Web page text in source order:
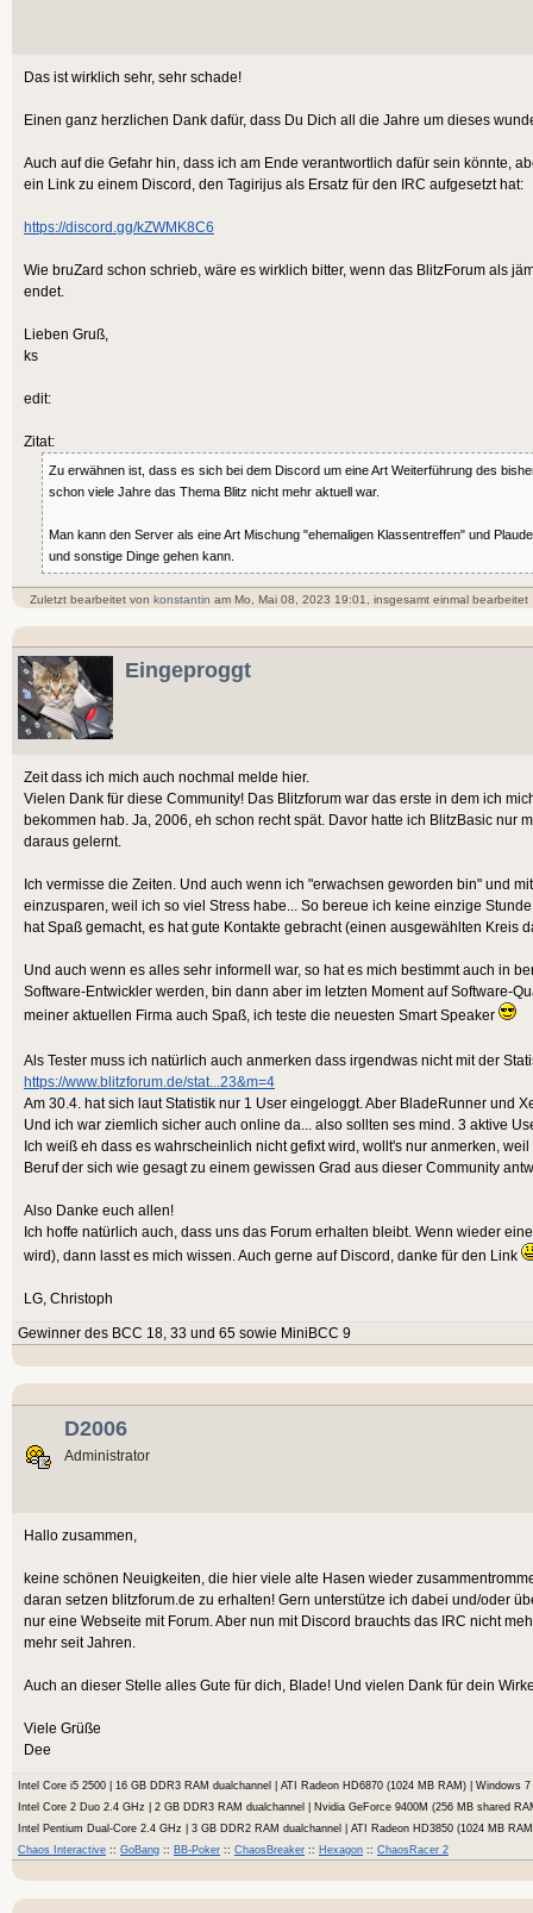
Das ist wirklich sehr, sehr schade!
Einen ganz herzlichen Dank dafür, dass Du Dich all die Jahre um dieses
Auch auf die Gefahr hin, dass ich am Ende verantwortlich dafür sein könnte,
ein Link zu einem Discord, den Tagirijus als Ersatz für den IRC aufgesetzt hat:
https://discord.gg/kZWMK8C6
Wie bruZard schon schrieb, wäre es wirklich bitter, wenn das BlitzForum als
endet.
Lieben Gruß,
ks
edit:
Zitat:
Zu erwähnen ist, dass es sich bei dem Discord um eine Art Weiterführung des
schon viele Jahre das Thema Blitz nicht mehr aktuell war.
Man kann den Server als eine Art Mischung "ehemaligen Klassentreffen" und
und sonstige Dinge gehen kann.
Zuletzt bearbeitet von konstantin am Mo, Mai 08, 2023 19:01, insgesamt einmal bearbeitet
Eingeproggt
Zeit dass ich mich auch nochmal melde hier.
Vielen Dank für diese Community! Das Blitzforum war das erste in dem ich
bekommen hab. Ja, 2006, eh schon recht spät. Davor hatte ich BlitzBasic nur
daraus gelernt.
Ich vermisse die Zeiten. Und auch wenn ich "erwachsen geworden bin" und
einzusparen, weil ich so viel Stress habe... So bereue ich keine einzige
hat Spaß gemacht, es hat gute Kontakte gebracht (einen ausgewählten Kreis
Und auch wenn es alles sehr informell war, so hat es mich bestimmt auch in
Software-Entwickler werden, bin dann aber im letzten Moment auf Software-
meiner aktuellen Firma auch Spaß, ich teste die neuesten Smart Speaker
Als Tester muss ich natürlich auch anmerken dass irgendwas nicht mit der
https://www.blitzforum.de/stat...23&m=4
Am 30.4. hat sich laut Statistik nur 1 User eingeloggt. Aber BladeRunner und
Und ich war ziemlich sicher auch online da... also sollten ses mind. 3 aktive
Ich weiß eh dass es wahrscheinlich nicht gefixt wird, wollt's nur anmerken,
Beruf der sich wie gesagt zu einem gewissen Grad aus dieser Community
Also Danke euch allen!
Ich hoffe natürlich auch, dass uns das Forum erhalten bleibt. Wenn wieder
wird), dann lasst es mich wissen. Auch gerne auf Discord, danke für den Link
LG, Christoph
Gewinner des BCC 18, 33 und 65 sowie MiniBCC 9
D2006
Administrator
Hallo zusammen,
keine schönen Neuigkeiten, die hier viele alte Hasen wieder
daran setzen blitzforum.de zu erhalten! Gern unterstütze ich dabei und/oder
nur eine Webseite mit Forum. Aber nun mit Discord brauchts das IRC nicht
mehr seit Jahren.
Auch an dieser Stelle alles Gute für dich, Blade! Und vielen Dank für dein
Viele Grüße
Dee
Intel Core i5 2500 | 16 GB DDR3 RAM dualchannel | ATI Radeon HD6870 (1024 MB RAM) | Windows
Intel Core 2 Duo 2.4 GHz | 2 GB DDR3 RAM dualchannel | Nvidia GeForce 9400M (256 MB shared
Intel Pentium Dual-Core 2.4 GHz | 3 GB DDR2 RAM dualchannel | ATI Radeon HD3850 (1024 MB
Chaos Interactive :: GoBang :: BB-Poker :: ChaosBreaker :: Hexagon :: ChaosRacer 2